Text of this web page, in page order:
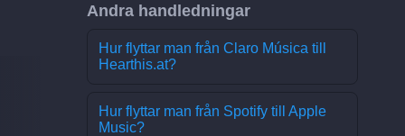
Andra handledningar
Hur flyttar man från Claro Música till
Hearthis.at?
Hur flyttar man från Spotify till Apple
Music?